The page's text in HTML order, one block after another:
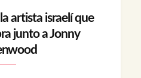
artista israelí que
junto a Jonny